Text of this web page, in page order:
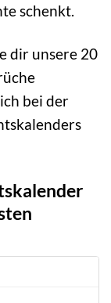
schenkt.
dir unsere 20
bei der